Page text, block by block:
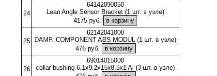
24
64142090050
Lean Angle Sensor Bracket (1 шт. в узле)
4175 руб.
25
62142041000
DAMP. COMPONENT ABS MODUL (1 шт. в узле)
476 руб.
26
69014015000
collar bushing 6.1x9.2x15x8.5x1 Al (3 шт. в узле)